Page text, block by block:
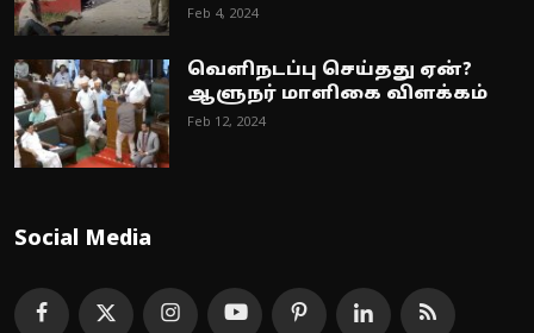
Feb 4, 2024
வெளிநடப்பு செய்தது ஏன்?
ஆளுநர் மாளிகை விளக்கம்
Feb 12, 2024
Social Media